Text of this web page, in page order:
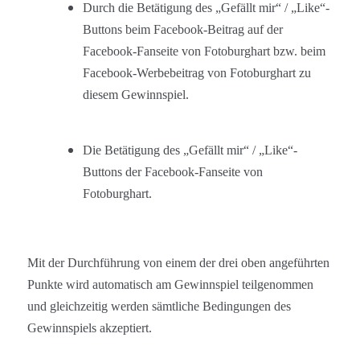
Durch die Betätigung des „Gefällt mir“ / „Like“-
Buttons beim Facebook-Beitrag auf der
Facebook-Fanseitevon Fotoburghart bzw. beim
Facebook-Werbebeitrag von Fotoburghartzu
diesem Gewinnspiel.
Die Betätigung des „Gefällt mir“ / „Like“-
Buttons der Facebook-Fanseitevon
Fotoburghart.
Mit der Durchführung von einem der drei oben angeführten
Punkte wird automatisch am Gewinnspiel teilgenommen
und gleichzeitig werden sämtliche Bedingungen des
Gewinnspiels akzeptiert.